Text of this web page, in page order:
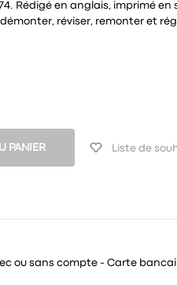
Rédigé en anglais, imprimé en
réviser, remonter et
PANIER Liste de
ou sans compte - Carte